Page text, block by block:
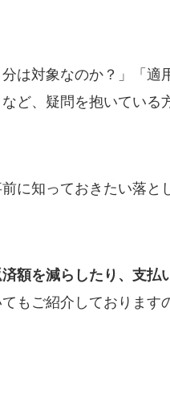
は対象なのか？」「適
ど、疑問を抱いている
に知っておきたい落と
済額を減らしたり、支払
もご紹介しております